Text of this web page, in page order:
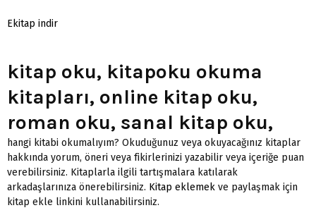
Ekitap indir
kitap oku, kitapoku okuma
kitapları, online kitap oku,
roman oku, sanal kitap oku,
hangi kitabi okumalıyım? Okuduğunuz veya okuyacağınız kitaplar
hakkında yorum, öneri veya fikirlerinizi yazabilir veya içeriğe puan
verebilirsiniz. Kitaplarla ilgili tartışmalara katılarak
arkadaşlarınıza önerebilirsiniz. Kitap eklemek ve paylaşmak için
kitap ekle linkini kullanabilirsiniz.